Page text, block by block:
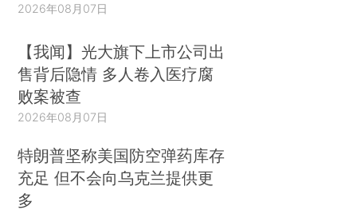
2026年08月07日
【我闻】光大旗下上市公司出
售背后隐情 多人卷入医疗腐
败案被查
2026年08月07日
特朗普坚称美国防空弹药库存
充足 但不会向乌克兰提供更
多